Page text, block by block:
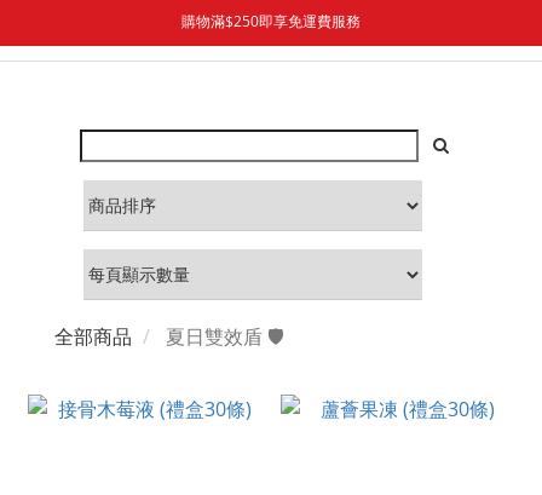
全部商品 夏日雙效盾 🛡️
購物滿$250即享免運費服務